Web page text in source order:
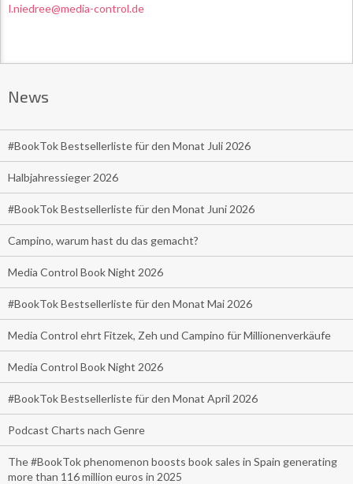
l.niedree@media-control.de
News
#BookTok Bestsellerliste für den Monat Juli 2026
Halbjahressieger 2026
#BookTok Bestsellerliste für den Monat Juni 2026
Campino, warum hast du das gemacht?
Media Control Book Night 2026
#BookTok Bestsellerliste für den Monat Mai 2026
Media Control ehrt Fitzek, Zeh und Campino für Millionenverkäufe
Media Control Book Night 2026
#BookTok Bestsellerliste für den Monat April 2026
Podcast Charts nach Genre
The #BookTok phenomenon boosts book sales in Spain generating
more than 116 million euros in 2025